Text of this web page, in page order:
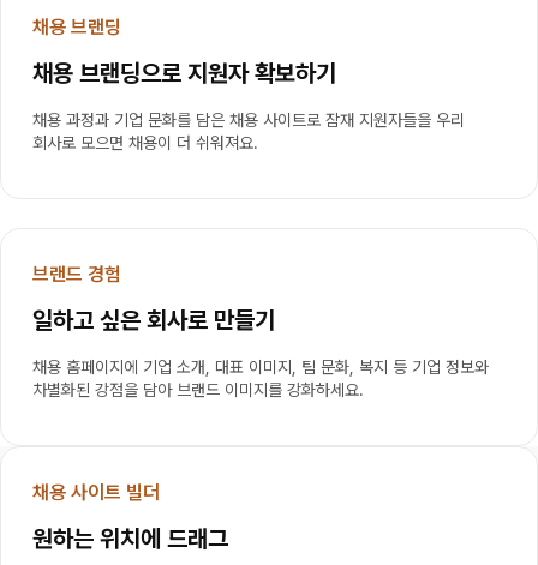
채용 브랜딩
채용 브랜딩으로 지원자 확보하기
채용 과정과 기업 문화를 담은 채용 사이트로 잠재 지원자들을 우리
회사로 모으면 채용이 더 쉬워져요.
브랜드 경험
일하고 싶은 회사로 만들기
채용 홈페이지에 기업 소개, 대표 이미지, 팀 문화, 복지 등 기업 정보와
차별화된 강점을 담아 브랜드 이미지를 강화하세요.
채용 사이트 빌더
원하는 위치에 드래그